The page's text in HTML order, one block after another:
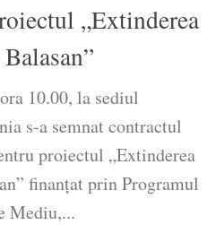
„Extinderea
10.00, la sediul
s-a semnat contractul
proiectul „Extinderea
finanţat prin Programul
Mediu,...